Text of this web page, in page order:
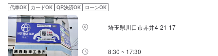
祭日、第二土曜日営業時間：8:30〜17:30※看板犬が事務所内におりますの
で、重度の犬アレルギーの方はお気をつけください。また、お客様が来店な
さった際に少し吠えることがございます。ご了承いただけますと幸いです。
代車OK カードOK QR決済OK ローンOK
埼玉県川口市赤井4-21-17
8:30 ~ 17:30